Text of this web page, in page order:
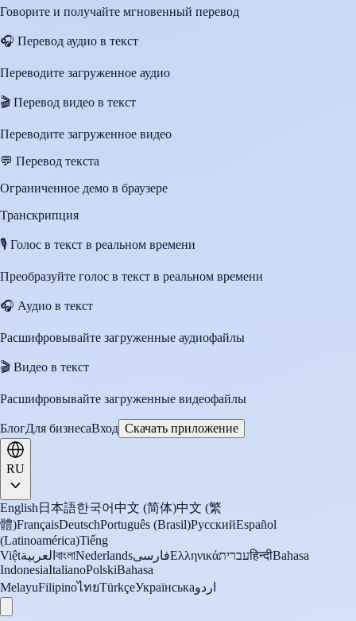
Говорите и получайте мгновенный перевод
🎧 Перевод аудио в текст
Переводите загруженное аудио
🎬 Перевод видео в текст
Переводите загруженное видео
💬 Перевод текста
Ограниченное демо в браузере
Транскрипция
🎙️ Голос в текст в реальном времени
Преобразуйте голос в текст в реальном времени
🎧 Аудио в текст
Расшифровывайте загруженные аудиофайлы
🎬 Видео в текст
Расшифровывайте загруженные видеофайлы
БлогДля бизнесаВход Скачать приложение
RU
English 日本語한국어中文 (简体)中文 (繁
體)FrançaisDeutschPortuguês (Brasil)РусскийEspañol
(Latinoamérica)Tiếng
Việtالعربية বাংলাNederlandsفارسیΕλληνικάעבריתहिन्दीBahasa
IndonesiaItalianoPolskiBahasa
MelayuFilipinoไทยTürkçeУкраїнськаاردو